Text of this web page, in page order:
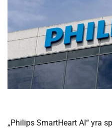
„Philips SmartHeart AI“ yra